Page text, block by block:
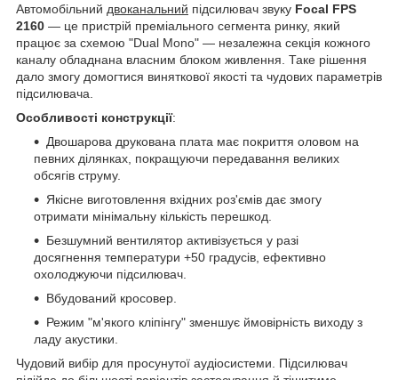
Автомобільний двоканальний підсилювач звуку Focal FPS
2160 — це пристрій преміального сегмента ринку, який
працює за схемою "Dual Mono" — незалежна секція кожного
каналу обладнана власним блоком живлення. Таке рішення
дало змогу домогтися виняткової якості та чудових параметрів
підсилювача.
Особливості конструкції:
Двошарова друкована плата має покриття оловом на
певних ділянках, покращуючи передавання великих
обсягів струму.
Якісне виготовлення вхідних роз'ємів дає змогу
отримати мінімальну кількість перешкод.
Безшумний вентилятор активізується у разі
досягнення температури +50 градусів, ефективно
охолоджуючи підсилювач.
Вбудований кросовер.
Режим "м'якого кліпінгу" зменшує ймовірність виходу з
ладу акустики.
Чудовий вибір для просунутої аудіосистеми. Підсилювач